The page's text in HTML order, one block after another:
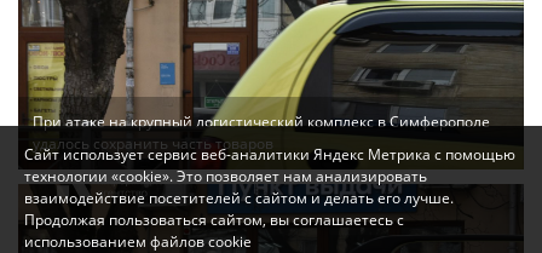
При атаке на крупный логистический комплекс в Симферополе
удалось сохранить часть товаров
Сайт использует сервис веб-аналитики Яндекс Метрика с помощью
технологии «cookie». Это позволяет нам анализировать
взаимодействие посетителей с сайтом и делать его лучше.
Продолжая пользоваться сайтом, вы соглашаетесь с
использованием файлов cookie